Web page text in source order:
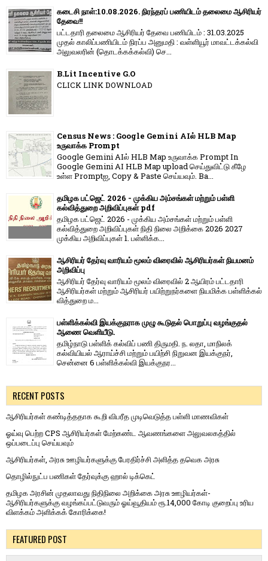
கடைசி நாள்:10.08.2026. நிரந்தரப் பணியிடம் தலைமை ஆசிரியர்
தேவை!!
பட்டதாரி தலைமை ஆசிரியர் தேவை பணியிடம் : 31.03.2025
முதல் காலிப்பணியிடம் நிரப்ப அனுமதி : வள்ளியூர் மாவட்டக்கல்வி
அலுவலரின் (தொடக்கக்கல்வி) செ...
B.Lit Incentive G.O
CLICK LINK DOWNLOAD
Census News : Google Gemini AIல் HLB Map
உருவாக்க Prompt
Google Gemini AIல் HLB Map உருவாக்க Prompt In
Google Gemini AI HLB Map upload செய்துவிட்டு கீழே
உள்ள Promptஐ, Copy & Paste செய்யவும். Ba...
தமிழக பட்ஜெட் 2026 - முக்கிய அம்சங்கள் மற்றும் பள்ளி
கல்வித்துறை அறிவிப்புகள் pdf
தமிழக பட்ஜெட் 2026 - முக்கிய அம்சங்கள் மற்றும் பள்ளி
கல்வித்துறை அறிவிப்புகள் நிதி நிலை அறிக்கை 2026 2027
முக்கிய அறிவிப்புகள் 1. பள்ளிக்க...
ஆசிரியர் தேர்வு வாரியம் மூலம் விரைவில் ஆசிரியர்கள் நியமனம்
அறிவிப்பு
ஆசிரியர் தேர்வு வாரி​யம் மூலம் விரை​வில் 2 ஆயிரம் பட்​ட​தாரி
ஆசிரியர்​கள் மற்​றும் ஆசிரியர் பயிற்றுநர்​களை நியமிக்க பள்​ளிக்​கல்​
வித்​துறை ம...
பள்ளிக்கல்வி இயக்குநராக முழு கூடுதல் பொறுப்பு வழங்குதல்
ஆணை வெளியீடு.
தமிழ்நாடு பள்ளிக் கல்விப் பணி திருமதி. ந. லதா, மாநிலக்
கல்வியியல் ஆராய்ச்சி மற்றும் பயிற்சி நிறுவன இயக்குநர்,
சென்னை 6 பள்ளிக்கல்வி இயக்குநர...
RECENT POSTS
ஆசிரியர்கள் கண்டித்ததாக கூறி விபரீத முடிவெடுத்த பள்ளி மாணவிகள்
ஓய்வு பெற்ற CPS ஆசிரியர்கள் மேற்கண்ட ஆவணங்களை அலுவலகத்தில்
ஒப்படைப்பு செய்யவும்
ஆசிரியர்கள், அரசு ஊழியர்களுக்கு பேரதிர்ச்சி அளித்த தவெக அரசு
தொழில்நுட்ப பணிகள் தேர்வுக்கு ஹால் ​டிக்கெட்
தமிழக அரசின் முதலாவது நிதிநிலை அறிக்கை அரசு ஊழியர்கள்-
ஆசிரியர்களுக்கு வழங்கப்பட்டுவரும் ஓய்வூதியம் ரூ.14,000 கோடி குறைப்பு உரிய
விளக்கம் அளிக்கக் கோரிக்கை!
FEATURED POST